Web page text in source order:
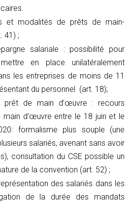
et modalités de prêts de main-
41) ;
salariale : possibilité pour
en place unilatéralement
les entreprises de moins de 11
du personnel (art. 18);
prêt de main d’œuvre : recours
d’œuvre entre le 18 juin et le
formalisme plus souple (une
salariés, avenant sans avoir
consultation du CSE possible un
de la convention (art. 52) ;
des salariés dans les
de la durée des mandats